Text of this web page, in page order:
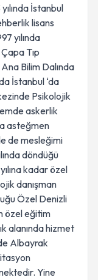
İstanbul
lisans
yılında
Tıp
Bilim Dalında
İstanbul ‘da
Psikolojik
askerlik
asteğmen
de mesleğimi
döndüğü
kadar özel
danışman
Özel Denizli
özel eğitim
alanında hizmet
Albayrak
Yine